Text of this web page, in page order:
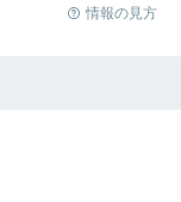
情報の見方